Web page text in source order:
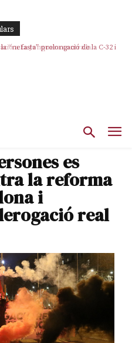
“nefasta” prolongació de la C-32 i
es
la reforma
i
real